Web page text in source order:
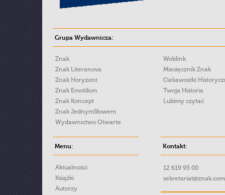
Grupa Wydawnicza:
Znak
Znak Literanova
Znak Horyzont
Znak Emotikon
Znak Koncept
Znak JednymSłowem
Wydawnictwo Otwarte
Woblink
Miesięcznik Znak
Ciekawostki
Twoja Historia
Lubimy czytać
Menu:
Aktualności
Książki
Autorzy
Kontakt:
12 619 95 00